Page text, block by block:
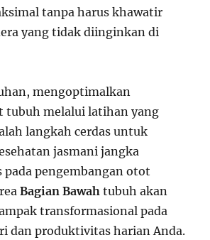
tanpa harus khawatir
yang tidak diinginkan di
mengoptimalkan
tubuh melalui latihan yang
langkah cerdas untuk
jasmani jangka
pada pengembangan otot
Bagian Bawah tubuh akan
transformasional pada
dan produktivitas harian Anda.